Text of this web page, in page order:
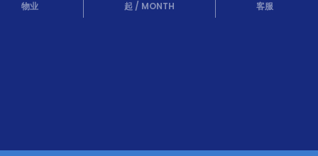
Earn
Become
Works
物业 起 / MONTH 客服